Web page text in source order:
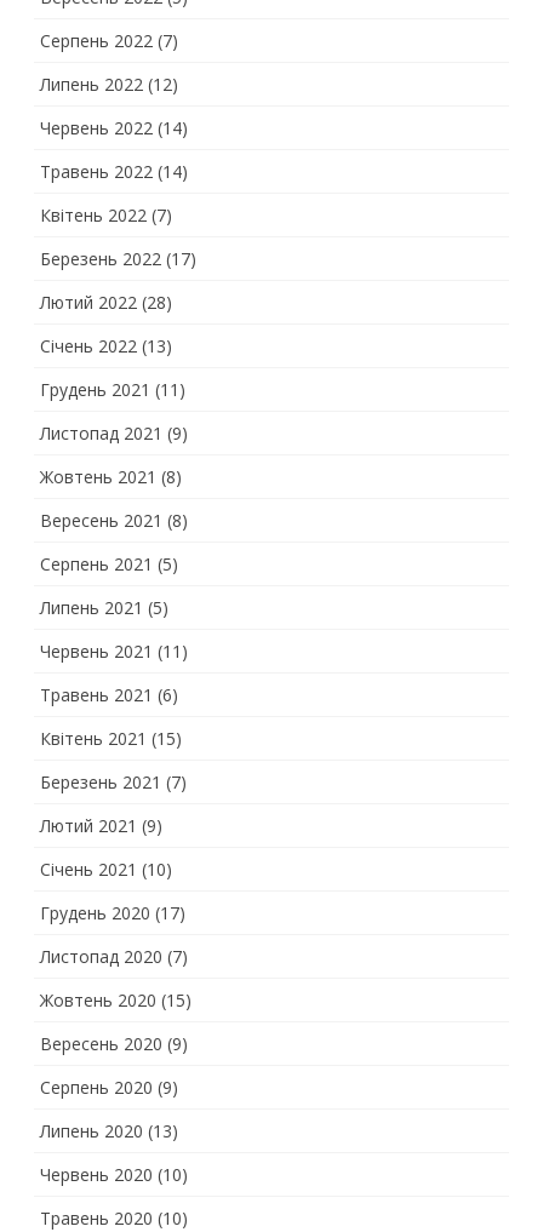
Серпень 2022 (7)
Липень 2022 (12)
Червень 2022 (14)
Травень 2022 (14)
Квітень 2022 (7)
Березень 2022 (17)
Лютий 2022 (28)
Січень 2022 (13)
Грудень 2021 (11)
Листопад 2021 (9)
Жовтень 2021 (8)
Вересень 2021 (8)
Серпень 2021 (5)
Липень 2021 (5)
Червень 2021 (11)
Травень 2021 (6)
Квітень 2021 (15)
Березень 2021 (7)
Лютий 2021 (9)
Січень 2021 (10)
Грудень 2020 (17)
Листопад 2020 (7)
Жовтень 2020 (15)
Вересень 2020 (9)
Серпень 2020 (9)
Липень 2020 (13)
Червень 2020 (10)
Травень 2020 (10)